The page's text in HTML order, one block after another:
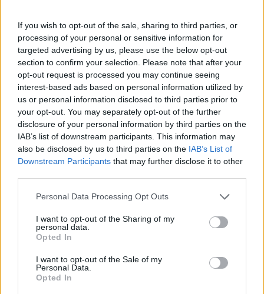
If you wish to opt-out of the sale, sharing to third parties, or
processing of your personal or sensitive information for
targeted advertising by us, please use the below opt-out
section to confirm your selection. Please note that after your
opt-out request is processed you may continue seeing
interest-based ads based on personal information utilized by
us or personal information disclosed to third parties prior to
your opt-out. You may separately opt-out of the further
disclosure of your personal information by third parties on the
IAB’s list of downstream participants. This information may
also be disclosed by us to third parties on the IAB’s List of
Downstream Participants that may further disclose it to other
Personal Data Processing Opt Outs
I want to opt-out of the Sharing of my
personal data.
Opted In
I want to opt-out of the Sale of my
Personal Data.
Opted In
A+ A- A±
Εγγραφείτε στο Stivostime των